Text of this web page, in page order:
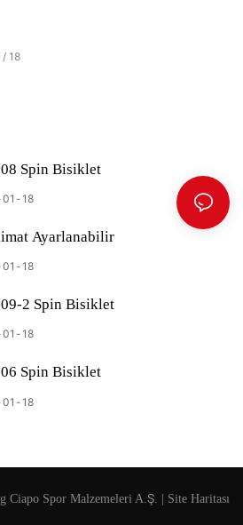
18
Spin Bisiklet
01 18
Ayarlanabilir
01 18
2 Spin Bisiklet
01 18
Spin Bisiklet
01 18
Ciapo Spor Malzemeleri A.Ş. | Site Haritası